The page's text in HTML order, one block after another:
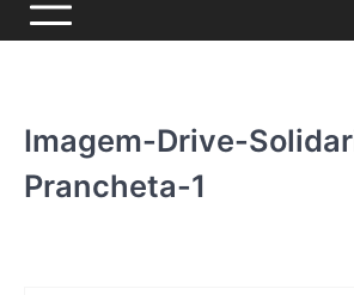
Imagem-Drive-
Prancheta-1